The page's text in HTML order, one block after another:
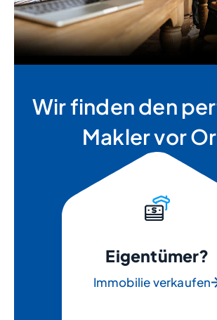
Wir finden den
Makler vor
Eigentümer?
Immobilie verkaufen